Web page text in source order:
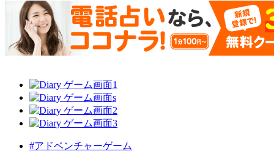
#アドベンチャーゲーム